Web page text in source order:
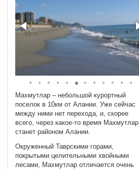
Махмутлар – небольшой курортный
поселок в 10км от Алании. Уже сейчас
между ними нет перехода, и, скорее
всего, через какое-то время Махмутлар
станет районом Алании.
Окруженный Таврскими горами,
покрытыми целительными хвойными
лесами, Махмутлар отличается очень